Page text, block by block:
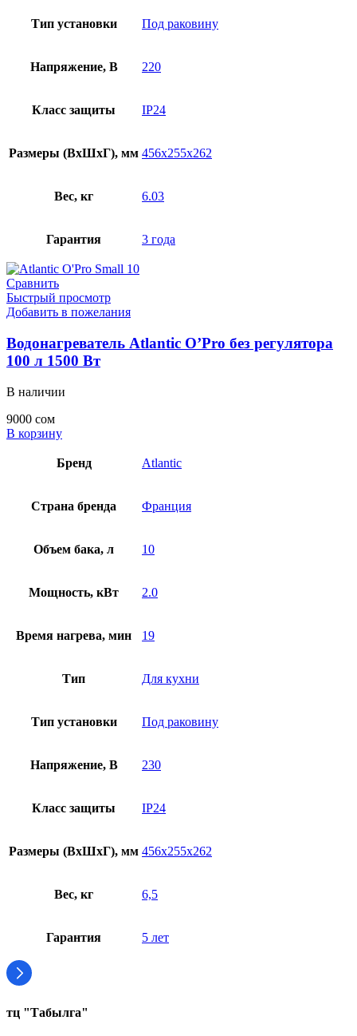
Тип установки Под раковину
Напряжение, В 220
Класс защиты IP24
Размеры (ВхШхГ), мм 456х255х262
Вес, кг 6.03
Гарантия 3 года
Сравнить
Быстрый просмотр
Добавить в пожелания
Водонагреватель Atlantic O’Pro без регулятора
100 л 1500 Вт
В наличии
9000 сом
В корзину
Бренд Atlantic
Страна бренда Франция
Объем бака, л 10
Мощность, кВт 2.0
Время нагрева, мин 19
Тип Для кухни
Тип установки Под раковину
Напряжение, В 230
Класс защиты IP24
Размеры (ВхШхГ), мм 456х255х262
Вес, кг 6,5
Гарантия 5 лет
тц "Табылга"